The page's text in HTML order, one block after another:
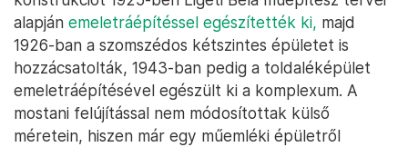
alapján emeletráépítéssel egészítették ki, majd
1926-ban a szomszédos kétszintes épületet is
hozzácsatolták, 1943-ban pedig a toldaléképület
emeletráépítésével egészült ki a komplexum. A
mostani felújítással nem módosítottak külső
méretein, hiszen már egy műemléki épületről